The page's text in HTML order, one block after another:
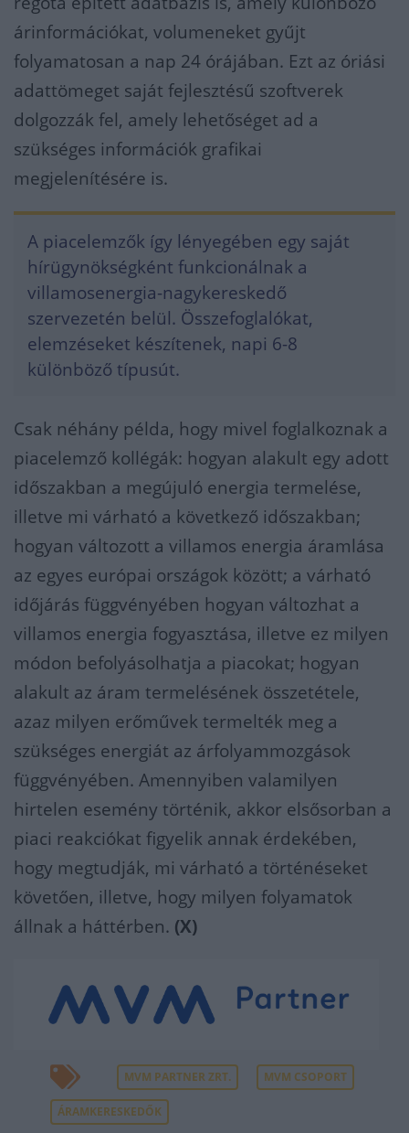
árinformációkat, volumeneket gyűjt
folyamatosan a nap 24 órájában. Ezt az óriási
adattömeget saját fejlesztésű szoftverek
dolgozzák fel, amely lehetőséget ad a
szükséges információk grafikai
megjelenítésére is.
A piacelemzők így lényegében egy saját
hírügynökségként funkcionálnak a
villamosenergia-nagykereskedő
szervezetén belül. Összefoglalókat,
elemzéseket készítenek, napi 6-8
különböző típusút.
Csak néhány példa, hogy mivel foglalkoznak a
piacelemző kollégák: hogyan alakult egy adott
időszakban a megújuló energia termelése,
illetve mi várható a következő időszakban;
hogyan változott a villamos energia áramlása
az egyes európai országok között; a várható
időjárás függvényében hogyan változhat a
villamos energia fogyasztása, illetve ez milyen
módon befolyásolhatja a piacokat; hogyan
alakult az áram termelésének összetétele,
azaz milyen erőművek termelték meg a
szükséges energiát az árfolyammozgások
függvényében. Amennyiben valamilyen
hirtelen esemény történik, akkor elsősorban a
piaci reakciókat figyelik annak érdekében,
hogy megtudják, mi várható a történéseket
követően, illetve, hogy milyen folyamatok
állnak a háttérben. (X)
MVM PARTNER ZRT. MVM CSOPORT
ÁRAMKERESKEDŐK